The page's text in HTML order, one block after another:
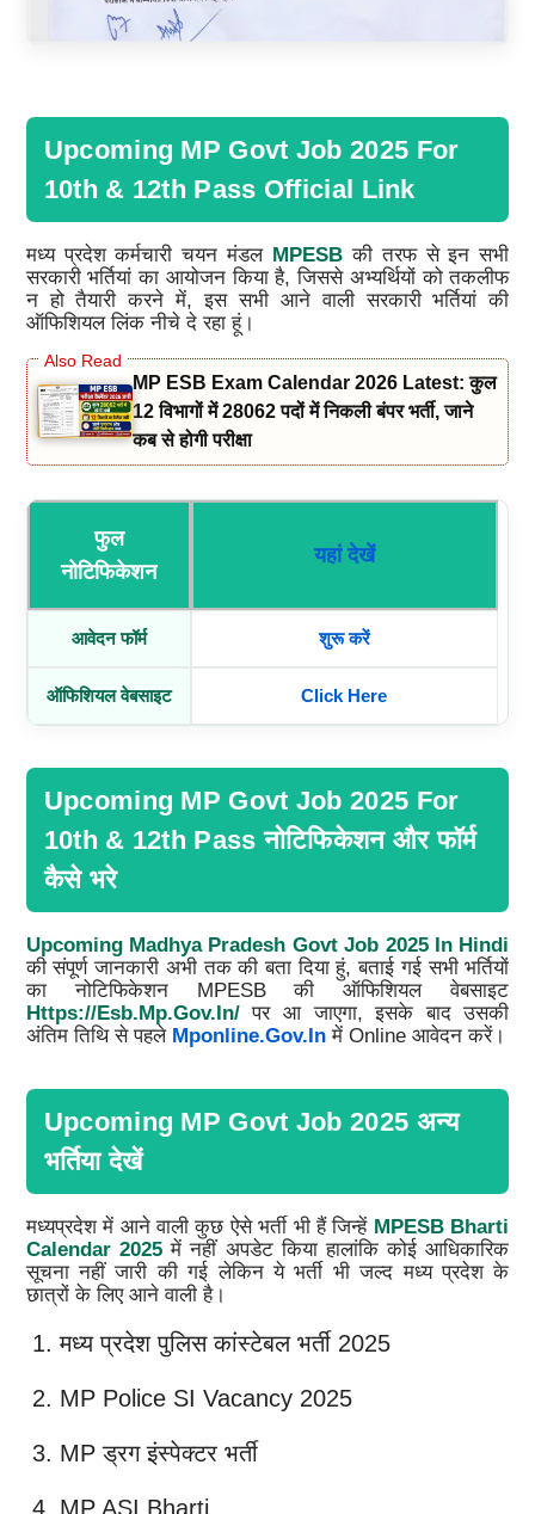
Upcoming MP Govt Job 2025 For
10th & 12th Pass Official Link
मध्य प्रदेश कर्मचारी चयन मंडल MPESB की तरफ से इन सभी
सरकारी भर्तियां का आयोजन किया है, जिससे अभ्यर्थियों को तकलीफ
न हो तैयारी करने में, इस सभी आने वाली सरकारी भर्तियां की
ऑफिशियल लिंक नीचे दे रहा हूं।
MP ESB Exam Calendar 2026 Latest: कुल
12 विभागों में 28062 पदों में निकली बंपर भर्ती, जाने
कब से होगी परीक्षा
फुल
नोटिफिकेशन
यहां देखें
आवेदन फॉर्म शुरू करें
ऑफिशियल वेबसाइट Click Here
Upcoming MP Govt Job 2025 For
10th & 12th Pass नोटिफिकेशन और फॉर्म
कैसे भरे
Upcoming Madhya Pradesh Govt Job 2025 In Hindi
की संपूर्ण जानकारी अभी तक की बता दिया हुं, बताई गई सभी भर्तियों
का नोटिफिकेशन MPESB की ऑफिशियल वेबसाइट
Https://esb.mp.gov.in/पर आ जाएगा, इसके बाद उसकी
अंतिम तिथि से पहले Mponline.gov.inमें Online आवेदन करें।
Upcoming MP Govt Job 2025 अन्य
भर्तिया देखें
मध्यप्रदेश में आने वाली कुछ ऐसे भर्ती भी हैं जिन्हें MPESB Bharti
Calendar 2025में नहीं अपडेट किया हालांकि कोई आधिकारिक
सूचना नहीं जारी की गई लेकिन ये भर्ती भी जल्द मध्य प्रदेश के
छात्रों के लिए आने वाली है।
मध्य प्रदेश पुलिस कांस्टेबल भर्ती 2025
MP Police SI Vacancy 2025
MP ड्रग इंस्पेक्टर भर्ती
MP ASI Bharti